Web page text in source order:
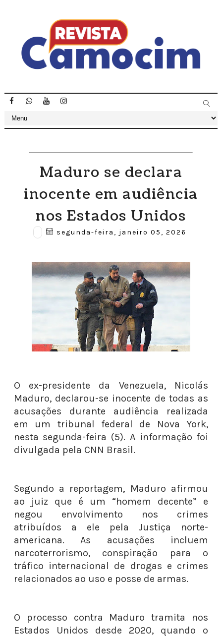
Maduro se declara
inocente em audiência
nos Estados Unidos
segunda-feira, janeiro 05, 2026
O ex-presidente da Venezuela, Nicolás
Maduro, declarou-se inocente de todas as
acusações durante audiência realizada
em um tribunal federal de Nova York,
nesta segunda-feira (5). A informação foi
divulgada pela CNN Brasil.
Segundo a reportagem, Maduro afirmou
ao juiz que é um “homem decente” e
negou envolvimento nos crimes
atribuídos a ele pela Justiça norte-
americana. As acusações incluem
narcoterrorismo, conspiração para o
tráfico internacional de drogas e crimes
relacionados ao uso e posse de armas.
O processo contra Maduro tramita nos
Estados Unidos desde 2020, quando o